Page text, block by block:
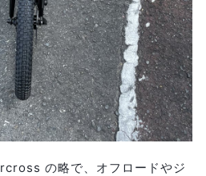
の略で、オフロードやジ